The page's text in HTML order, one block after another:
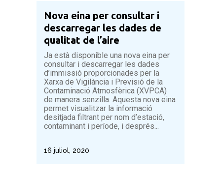
Nova eina per consultar i
descarregar les dades de
qualitat de l’aire
Ja està disponible una nova eina per
consultar i descarregar les dades
d’immissió proporcionades per la
Xarxa de Vigilància i Previsió de la
Contaminació Atmosfèrica (XVPCA)
de manera senzilla. Aquesta nova eina
permet visualitzar la informació
desitjada filtrant per nom d’estació,
contaminant i període, i després...
16 juliol, 2020